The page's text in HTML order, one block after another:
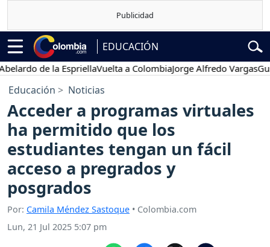
EDUCACIÓN
de la EspriellaVuelta a ColombiaJorge Alfredo Vargas
Educación Noticias
Acceder a programas virtuales
ha permitido que los
estudiantes tengan un fácil
acceso a pregrados y
posgrados
Por: Camila Méndez Sastoque • Colombia.com
Lun, 21 Jul 2025 5:07 pm